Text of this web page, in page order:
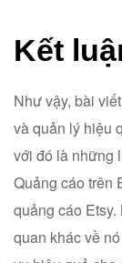
Kết
Như vậy, bài
và quản lý hiệu
với đó là những
Quảng cáo trên
quảng cáo
quan khác về